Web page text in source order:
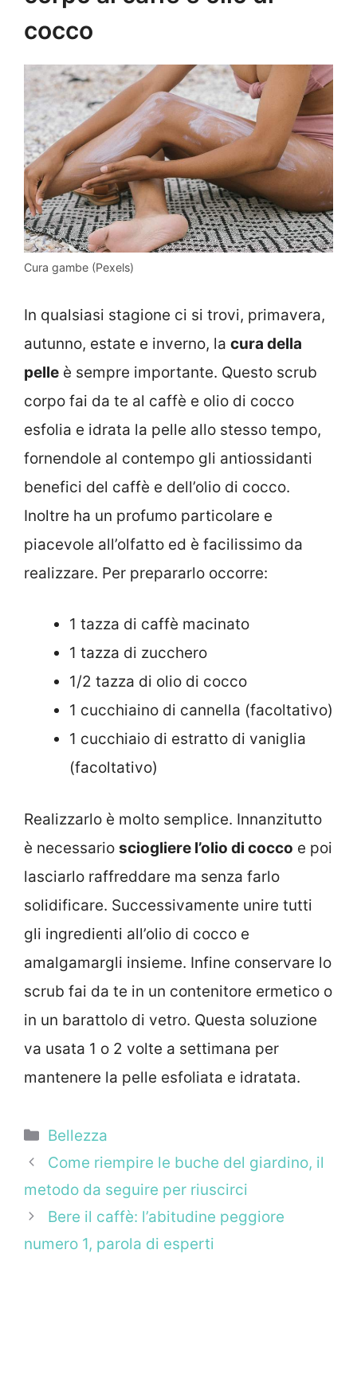
cocco
Cura gambe (Pexels)
In qualsiasi stagione ci si trovi, primavera,
autunno, estate e inverno, la cura della
pelle è sempre importante. Questo scrub
corpo fai da te al caffè e olio di cocco
esfolia e idrata la pelle allo stesso tempo,
fornendole al contempo gli antiossidanti
benefici del caffè e dell’olio di cocco.
Inoltre ha un profumo particolare e
piacevole all’olfatto ed è facilissimo da
realizzare. Per prepararlo occorre:
1 tazza di caffè macinato
1 tazza di zucchero
1/2 tazza di olio di cocco
1 cucchiaino di cannella (facoltativo)
1 cucchiaio di estratto di vaniglia
(facoltativo)
Realizzarlo è molto semplice. Innanzitutto
è necessario sciogliere l’olio di cocco e poi
lasciarlo raffreddare ma senza farlo
solidificare. Successivamente unire tutti
gli ingredienti all’olio di cocco e
amalgamargli insieme. Infine conservare lo
scrub fai da te in un contenitore ermetico o
in un barattolo di vetro. Questa soluzione
va usata 1 o 2 volte a settimana per
mantenere la pelle esfoliata e idratata.
Categorie
Bellezza
Come riempire le buche del giardino, il
metodo da seguire per riuscirci
Bere il caffè: l’abitudine peggiore
numero 1, parola di esperti